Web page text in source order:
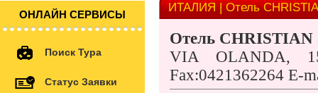
ОНЛАЙН СЕРВИСЫ
Поиск Тура
Статус Заявки
ИТАЛИЯ | Отель
Отель CHRISTIAN
VIA OLANDA,
Fax:0421362264 E-